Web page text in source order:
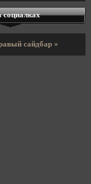
сайдбар »